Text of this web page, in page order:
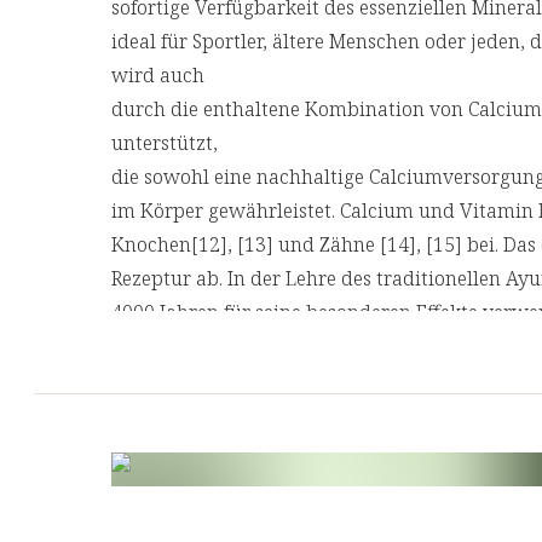
sofortige Verfügbarkeit des essenziellen
ideal für Sportler, ältere Menschen oder jeden,
wird auch
durch die enthaltene Kombination von
unterstützt,
die sowohl eine nachhaltige
im Körper gewährleistet. Calcium und
Knochen[12], [13] und Zähne [14], [15] bei.
Rezeptur ab. In der Lehre des traditionellen
4000 Jahren für seine besonderen Effekte